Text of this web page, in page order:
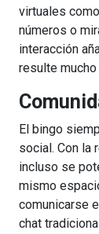
virtuales
números o
interacción
resulte
El bingo
social. Con la
incluso se
mismo
comunicarse
chat